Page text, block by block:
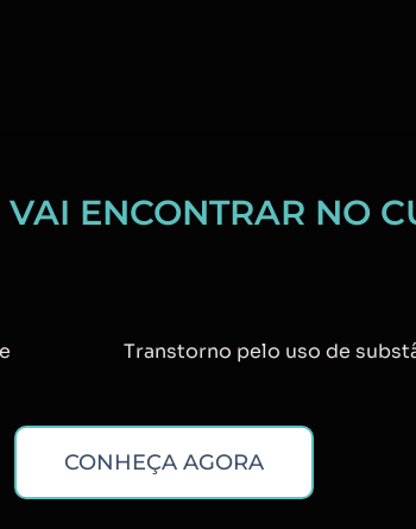
ENCONTRAR NO
Transtorno pelo uso de
CONHEÇA AGORA